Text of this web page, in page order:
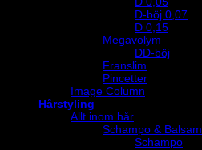
D-böj 0,07
D 0,15
Megavolym
DD-böj
Franslim
Pincetter
Image Column
Hårstyling
Allt inom hår
Schampo & Balsam
Schampo